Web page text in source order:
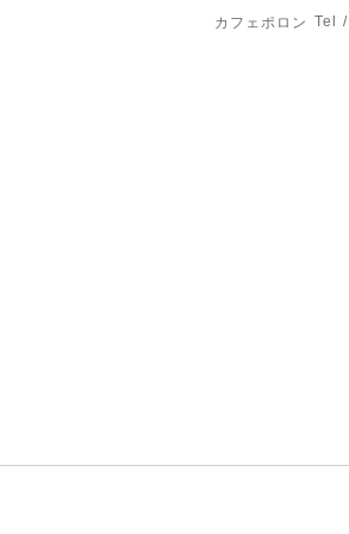
カフェポロン Tel /